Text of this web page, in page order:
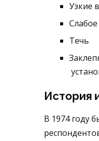
Узкие
Течь
История
В 1974 году